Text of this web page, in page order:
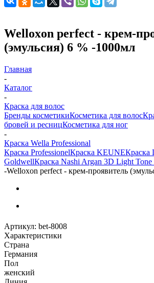
Welloxon perfect - крем-
(эмульсия) 6 % -1000мл
Главная
-
Каталог
-
Краска для волос
Бренды косметикиКосметика для волос
бровей и ресницКосметика для ног
-
Краска Wella Professional
Краска ProfessionelКраска KEUNEКраска
GoldwellКраска Nashi Argan 3D Light Tone
-Welloxon perfect - крем-проявитель
Артикул: bet-8008
Характеристики
Страна
Германия
Пол
женский